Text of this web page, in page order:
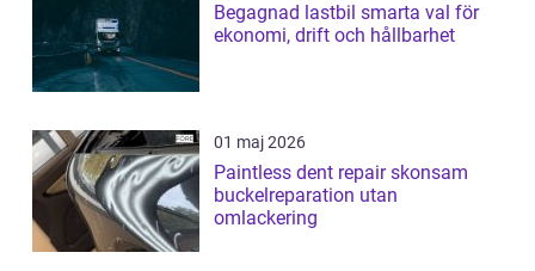
Begagnad lastbil smarta val för
ekonomi, drift och hållbarhet
01 maj 2026
Paintless dent repair skonsam
buckelreparation utan
omlackering